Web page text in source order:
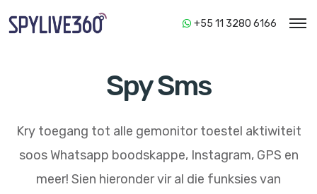
+55 11 3280 6166
Spy Sms
Kry toegang tot alle gemonitor toestel aktiwiteit
soos Whatsapp boodskappe, Instagram, GPS en
meer! Sien hieronder vir al die funksies van